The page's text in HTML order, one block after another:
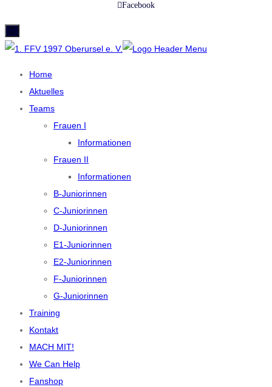
Facebook
Home
Aktuelles
Teams
Frauen I
Informationen
Frauen II
Informationen
B-Juniorinnen
C-Juniorinnen
D-Juniorinnen
E1-Juniorinnen
E2-Juniorinnen
F-Juniorinnen
G-Juniorinnen
Training
Kontakt
MACH MIT!
We Can Help
Fanshop